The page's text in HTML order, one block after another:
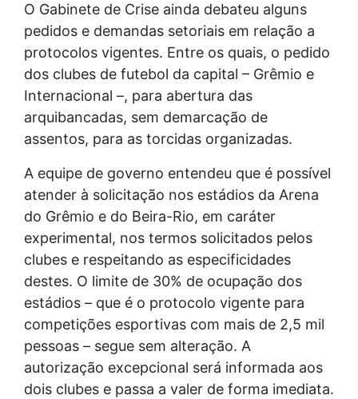
O Gabinete de Crise ainda debateu alguns
pedidos e demandas setoriais em relação a
protocolos vigentes. Entre os quais, o pedido
dos clubes de futebol da capital – Grêmio e
Internacional –, para abertura das
arquibancadas, sem demarcação de
assentos, para as torcidas organizadas.
A equipe de governo entendeu que é possível
atender à solicitação nos estádios da Arena
do Grêmio e do Beira-Rio, em caráter
experimental, nos termos solicitados pelos
clubes e respeitando as especificidades
destes. O limite de 30% de ocupação dos
estádios – que é o protocolo vigente para
competições esportivas com mais de 2,5 mil
pessoas – segue sem alteração. A
autorização excepcional será informada aos
dois clubes e passa a valer de forma imediata.